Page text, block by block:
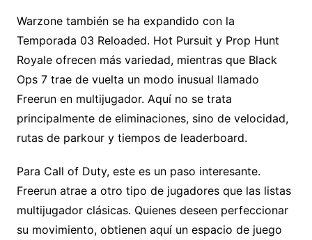
Warzone también se ha expandido con la
Temporada 03 Reloaded. Hot Pursuit y Prop Hunt
Royale ofrecen más variedad, mientras que Black
Ops 7 trae de vuelta un modo inusual llamado
Freerun en multijugador. Aquí no se trata
principalmente de eliminaciones, sino de velocidad,
rutas de parkour y tiempos de leaderboard.
Para Call of Duty, este es un paso interesante.
Freerun atrae a otro tipo de jugadores que las listas
multijugador clásicas. Quienes deseen perfeccionar
su movimiento, obtienen aquí un espacio de juego